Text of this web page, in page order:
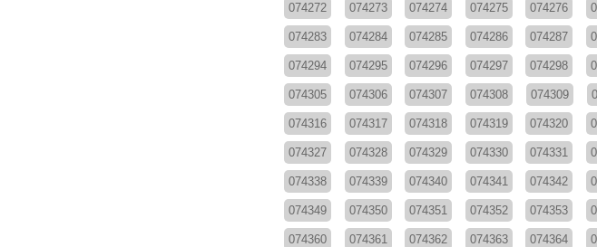
074272 074273 074274 074275 074276
074283 074284 074285 074286 074287
074294 074295 074296 074297 074298
074305 074306 074307 074308 074309
074316 074317 074318 074319 074320
074327 074328 074329 074330 074331
074338 074339 074340 074341 074342
074349 074350 074351 074352 074353
074360 074361 074362 074363 074364